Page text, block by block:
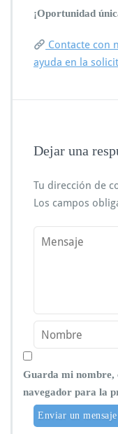
¡Oportunidad
Contacte con
ayuda en la
Dejar una
Tu dirección de
Los campos
Guarda mi nombre,
navegador para la